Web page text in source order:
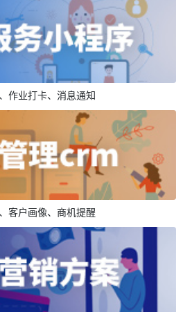
作业打卡、消息通知
客户画像、商机提醒